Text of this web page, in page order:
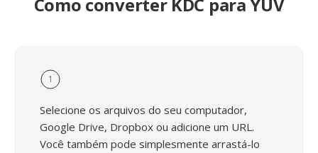
1
Selecione os arquivos do seu computador,
Google Drive, Dropbox ou adicione um URL.
Você também pode simplesmente arrastá-lo